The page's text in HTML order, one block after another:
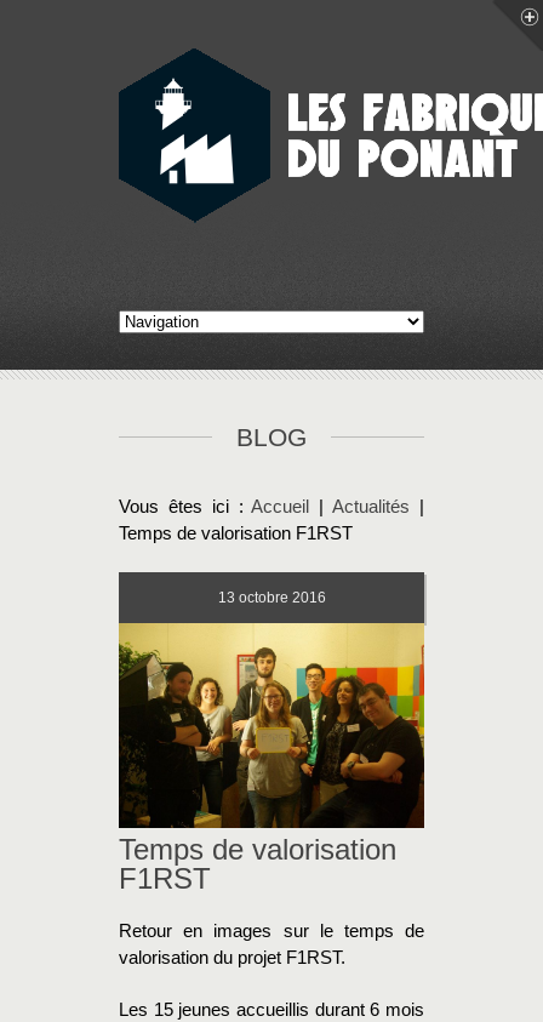
BLOG
Vous êtes ici :Accueil |Actualités
Temps de valorisation F1RST
13 octobre 2016
Temps de valorisation
F1RST
Retour en images sur le temps de
valorisation du projet F1RST.
Les 15 jeunes accueillis durant 6 mois